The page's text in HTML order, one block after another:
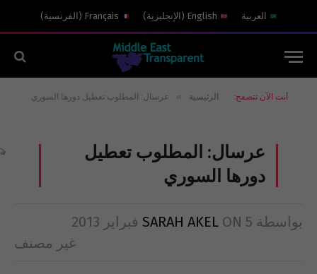
العربية English
( الإنجليزية)
Français
( الفرنسية)
أنت الآن تتصفح: الرئيسية » عرسال: المطلوب تعطيل دورها السوري
عرسال: المطلوب تعطيل
دورها السوري
بواسطة SARAH AKEL ON 5 فبراير 2013
غير مصنف